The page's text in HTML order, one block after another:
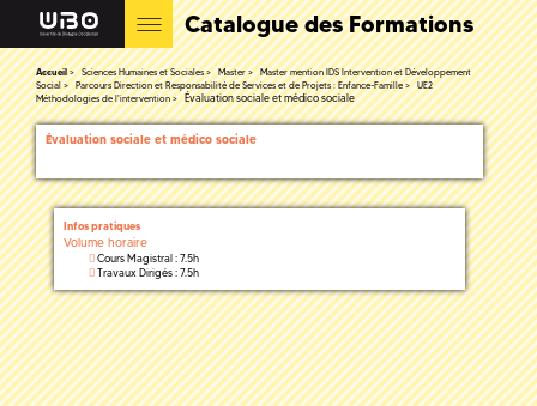
Catalogue des Formations
Accueil Sciences Humaines et Sociales Master
Master mention IDS Intervention et Développement
Social
Parcours Direction et Responsabilité de Services et de Projets : Enfance-Famille
UE2
Méthodologies de l'intervention
Évaluation sociale et médico sociale
Évaluation sociale et médico sociale
Infos pratiques
Volume horaire
Cours Magistral : 7.5h
Travaux Dirigés : 7.5h